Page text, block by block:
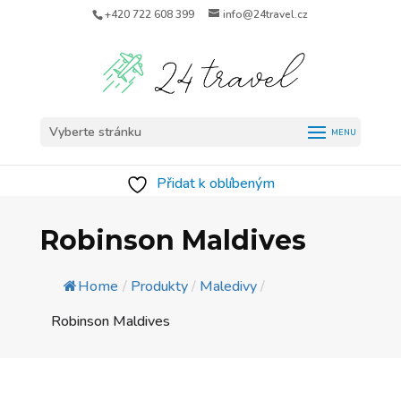
+420 722 608 399 info@24travel.cz
Vyberte stránku
Přidat k oblíbeným
Robinson Maldives
Home / Produkty/ Maledivy/
Robinson Maldives